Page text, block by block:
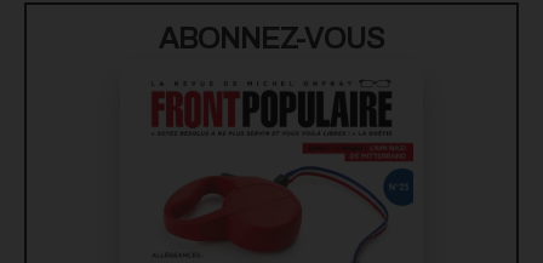
ABONNEZ-VOUS